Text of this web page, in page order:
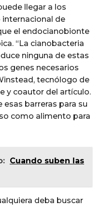
llegar a los
internacional de
el endocianobionte
“La cianobacteria
ninguna de estas
genes necesarios
tecnólogo de
y coautor del artículo.
esas barreras para su
como alimento para
Cuando suben las
deba buscar